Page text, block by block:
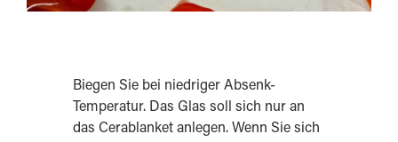
Biegen Sie bei niedriger Absenk-
Temperatur. Das Glas soll sich nur an
das Cerablanket anlegen. Wenn Sie sich